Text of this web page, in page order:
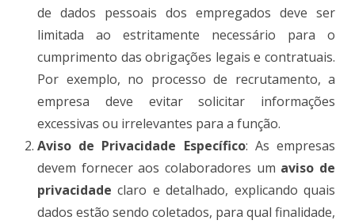
de dados pessoais dos empregados deve ser
limitada ao estritamente necessário para o
cumprimento das obrigações legais e contratuais.
Por exemplo, no processo de recrutamento, a
empresa deve evitar solicitar informações
excessivas ou irrelevantes para a função​.
Aviso de Privacidade Específico: As empresas
devem fornecer aos colaboradores um aviso de
privacidade claro e detalhado, explicando quais
dados estão sendo coletados, para qual finalidade,